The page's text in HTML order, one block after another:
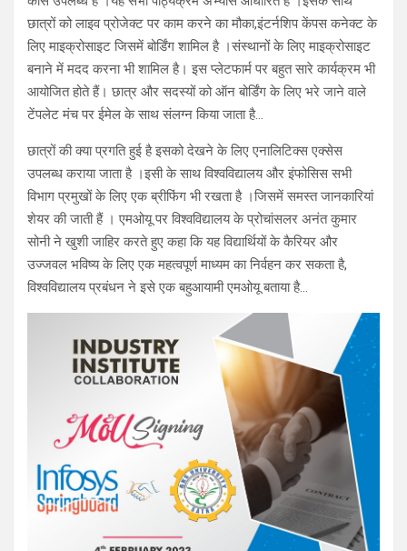
छात्रों को लाइव प्रोजेक्ट पर काम करने का मौका,इंटर्नशिप केंपस कनेक्ट के
लिए माइक्रोसाइट जिसमें बोर्डिंग शामिल है ।संस्थानों के लिए माइक्रोसाइट
बनाने में मदद करना भी शामिल है। इस प्लेटफार्म पर बहुत सारे कार्यक्रम भी
आयोजित होते हैं। छात्र और सदस्यों को ऑन बोर्डिंग के लिए भरे जाने वाले
टेंपलेट मंच पर ईमेल के साथ संलग्न किया जाता है…
छात्रों की क्या प्रगति हुई है इसको देखने के लिए एनालिटिक्स एक्सेस
उपलब्ध कराया जाता है ।इसी के साथ विश्वविद्यालय और इंफोसिस सभी
विभाग प्रमुखों के लिए एक ब्रीफिंग भी रखता है ।जिसमें समस्त जानकारियां
शेयर की जाती हैं । एमओयू पर विश्वविद्यालय के प्रोचांसलर अनंत कुमार
सोनी ने खुशी जाहिर करते हुए कहा कि यह विद्यार्थियों के कैरियर और
उज्जवल भविष्य के लिए एक महत्वपूर्ण माध्यम का निर्वहन कर सकता है,
विश्वविद्यालय प्रबंधन ने इसे एक बहुआयामी एमओयू बताया है…